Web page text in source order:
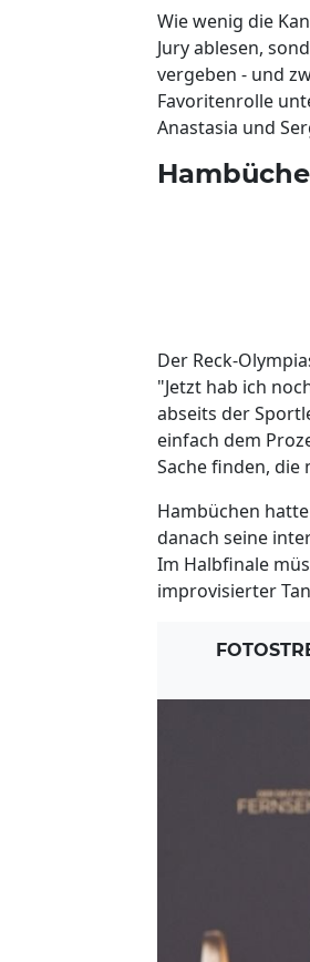
Wie wenig die
Jury ablesen,
vergeben - und
Favoritenrolle
Anastasia und
Der Reck-
"Jetzt hab ich
abseits der
einfach dem
Sache finden,
Hambüchen
danach seine
Im Halbfinale
improvisierter